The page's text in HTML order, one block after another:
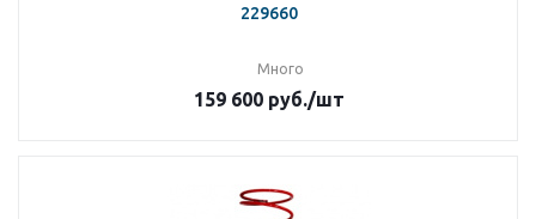
229660
Много
159 600руб./шт